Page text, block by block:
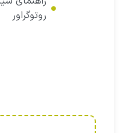
روتوگراور